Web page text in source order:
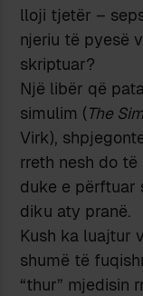
lloji tjetër –
njeriu të pyesë
skriptuar?
Një libër që
simulim (The
Virk),
rreth nesh do
duke e përftuar
diku aty pranë.
Kush ka luajtur
shumë të
“thur” mjedisin